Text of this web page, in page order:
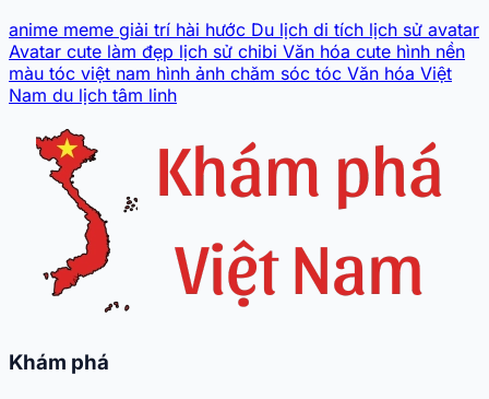
anime meme giải trí hài hước Du lịch di tích lịch sử avatar
Avatar cute làm đẹp lịch sử chibi Văn hóa cute hình nền
màu tóc việt nam hình ảnh chăm sóc tóc Văn hóa Việt
Nam du lịch tâm linh
Khám phá